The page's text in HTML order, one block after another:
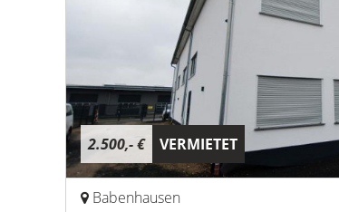
2.500,- € VERMIETET
Babenhausen